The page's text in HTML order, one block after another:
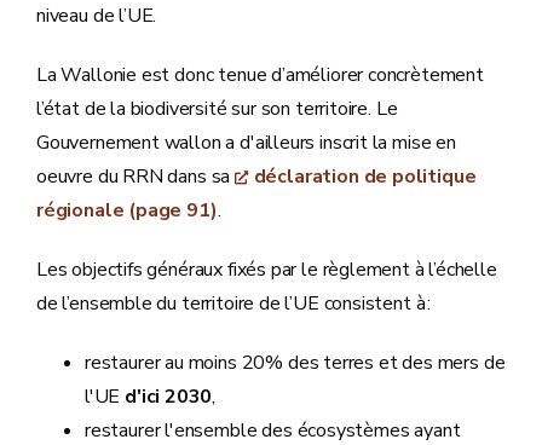
niveau de l’UE.
La Wallonie est donc tenue d’améliorer concrètement
l’état de la biodiversité sur son territoire. Le
Gouvernement wallon a d'ailleurs inscrit la mise en
oeuvre du RRN dans sa
déclaration de politique
régionale (page 91).
Les objectifs généraux fixés par le règlement à l’échelle
de l’ensemble du territoire de l’UE consistent à :
restaurer au moins 20% des terres et des mers de
l'UE d'ici 2030,
restaurer l'ensemble des écosystèmes ayant